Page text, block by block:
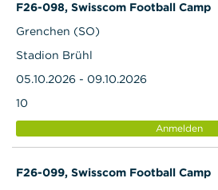
F26-098, Swisscom Football Camp
Grenchen (SO)
Stadion Brühl
05.10.2026 - 09.10.2026
10
Anmelden
F26-099, Swisscom Football Camp